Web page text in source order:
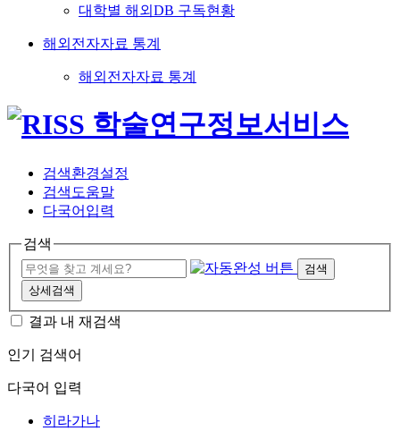
대학별 해외DB 구독현황
해외전자자료 통계
해외전자자료 통계
검색환경설정
검색도움말
다국어입력
검색
검색
상세검색
결과 내 재검색
인기 검색어
다국어 입력
히라가나